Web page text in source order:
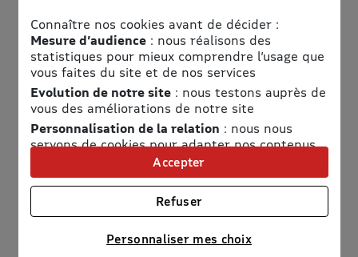
Informations pratiques
Téléphone
Adresse
26, route de Grasse
Connaître nos cookies avant de décider :
Mesure d’audience: nous réalisons des
statistiques pour mieux comprendre l’usage que
vous faites du site et de nos services
Evolution de notre site: nous testons auprès de
vous des améliorations de notre site
Personnalisation de la relation : nous nous
servons de cookies pour adapter nos contenus
et personnaliser nos offres
Univers publicitaire: nous utilisons avec nos
partenaires des cookies pour afficher des
publicités personnalisées
Connaître notre politique cookies et la liste de nos
Personnaliser mes choix
Refuser
Accepter